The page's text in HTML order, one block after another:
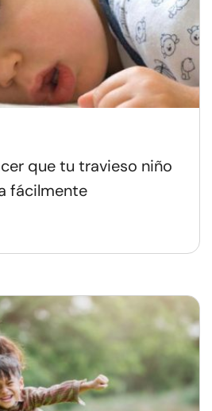
que tu travieso niño
fácilmente